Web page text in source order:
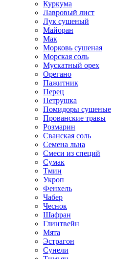
Куркума
Лавровый лист
Лук сушеный
Майоран
Мак
Морковь сушеная
Морская соль
Мускатный орех
Орегано
Пажитник
Перец
Петрушка
Помидоры сушеные
Прованские травы
Розмарин
Сванская соль
Семена льна
Смеси из специй
Сумак
Тмин
Укроп
Фенхель
Чабер
Чеснок
Шафран
Глинтвейн
Мята
Эстрагон
Сунели